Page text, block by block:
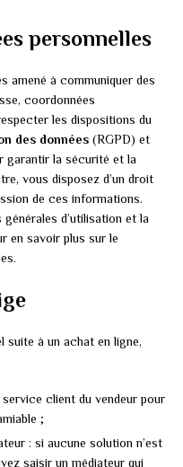
personnelles
amené à communiquer des
coordonnées
les dispositions du
des données (RGPD) et
garantir la sécurité et la
vous disposez d’un droit
de ces informations.
d’utilisation et la
en savoir plus sur le
suite à un achat en ligne,
client du vendeur pour
;
: si aucune solution n’est
saisir un médiateur qui